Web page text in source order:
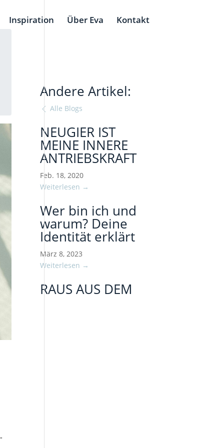
Inspiration Über Eva Kontakt
Andere Artikel:
Alle Blogs
NEUGIER IST
MEINE INNERE
ANTRIEBSKRAFT
Feb. 18, 2020
Weiterlesen →
Wer bin ich und
warum? Deine
Identität erklärt
März 8, 2023
Weiterlesen →
RAUS AUS DEM